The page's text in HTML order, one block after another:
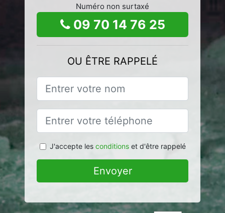
Numéro non surtaxé
09 70 14 76 25
OU ÊTRE RAPPELÉ
J'accepte les conditionset d'être rappelé
Envoyer